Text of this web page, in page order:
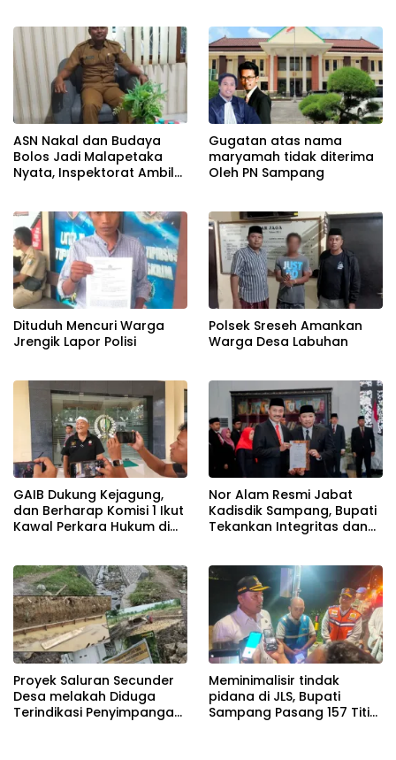
Kesehatan Gratis
ASN Nakal dan Budaya
Bolos Jadi Malapetaka
Nyata, Inspektorat Ambil
Gugatan atas nama
maryamah tidak diterima
Oleh PN Sampang
Dituduh Mencuri Warga
Jrengik Lapor Polisi
Polsek Sreseh Amankan
Warga Desa Labuhan
GAIB Dukung Kejagung,
dan Berharap Komisi 1 Ikut
Kawal Perkara Hukum di
Nor Alam Resmi Jabat
Kadisdik Sampang, Bupati
Tekankan Integritas dan
Proyek Saluran Secunder
Desa melakah Diduga
Terindikasi Penyimpangan
Meminimalisir tindak
pidana di JLS, Bupati
Sampang Pasang 157 Titik